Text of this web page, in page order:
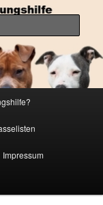
Impressum